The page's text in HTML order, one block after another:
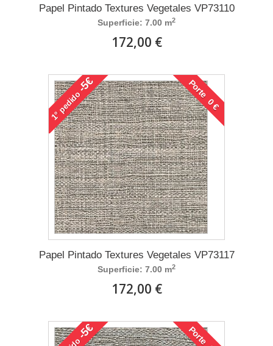
Papel Pintado Textures Vegetales VP73110
Superficie: 7.00 m2
172,00 €
1°
pedido
-5€ Porte 0 €
Papel Pintado Textures Vegetales VP73117
Superficie: 7.00 m2
172,00 €
-5€